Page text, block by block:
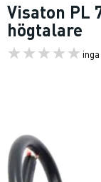
Visaton PL
högtalare